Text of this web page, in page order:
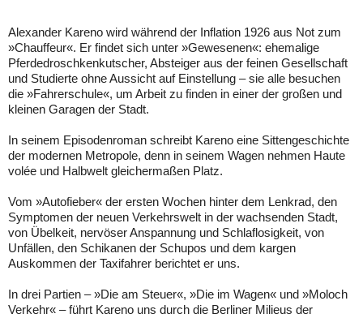
Alexander Kareno wird während der Inflation 1926 aus Not zum
»Chauffeur«. Er findet sich unter »Gewesenen«: ehemalige
Pferdedroschkenkutscher, Absteiger aus der feinen Gesellschaft
und Studierte ohne Aussicht auf Einstellung – sie alle besuchen
die »Fahrerschule«, um Arbeit zu finden in einer der großen und
kleinen Garagen der Stadt.
In seinem Episodenroman schreibt Kareno eine Sittengeschichte
der modernen Metropole, denn in seinem Wagen nehmen Haute
volée und Halbwelt gleichermaßen Platz.
Vom »Autofieber« der ersten Wochen hinter dem Lenkrad, den
Symptomen der neuen Verkehrswelt in der wachsenden Stadt,
von Übelkeit, nervöser Anspannung und Schlaflosigkeit, von
Unfällen, den Schikanen der Schupos und dem kargen
Auskommen der Taxifahrer berichtet er uns.
In drei Partien – »Die am Steuer«, »Die im Wagen« und »Moloch
Verkehr« – führt Kareno uns durch die Berliner Milieus der